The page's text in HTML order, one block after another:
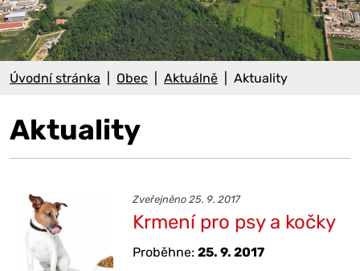
Úvodní stránka Obec Aktuálně Aktuality
Aktuality
Zveřejněno 25. 9. 2017
Krmení pro psy a kočky
Proběhne:25. 9. 2017